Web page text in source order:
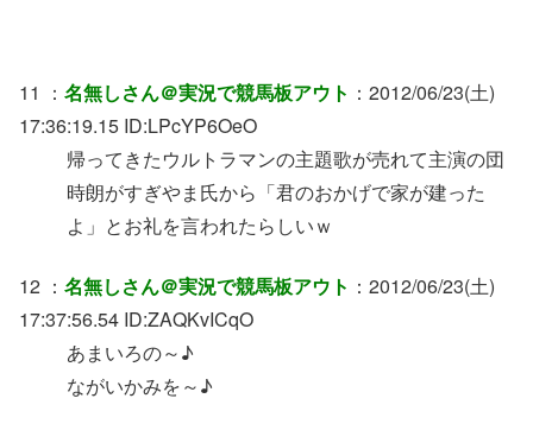
11 ： 名無しさん＠実況で競馬板アウト ：2012/06/23(土)
17:36:19.15 ID:LPcYP6OeO
帰ってきたウルトラマンの主題歌が売れて主演の団
時朗がすぎやま氏から「君のおかげで家が建った
よ」とお礼を言われたらしいｗ
12 ： 名無しさん＠実況で競馬板アウト ：2012/06/23(土)
17:37:56.54 ID:ZAQKvICqO
あまいろの～♪
ながいかみを～♪